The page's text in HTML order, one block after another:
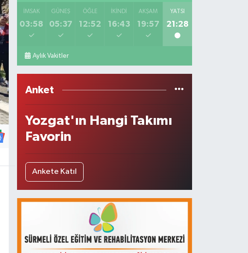
İMSAK
03:58
GÜNEŞ
05:37
ÖĞLE
12:52
İKINDI
16:43
AKŞAM
19:57
YATSI
21:28
Aylık Vakitler
Anket
Yozgat'ın Hangi Takımı
Favorin
Ankete Katıl